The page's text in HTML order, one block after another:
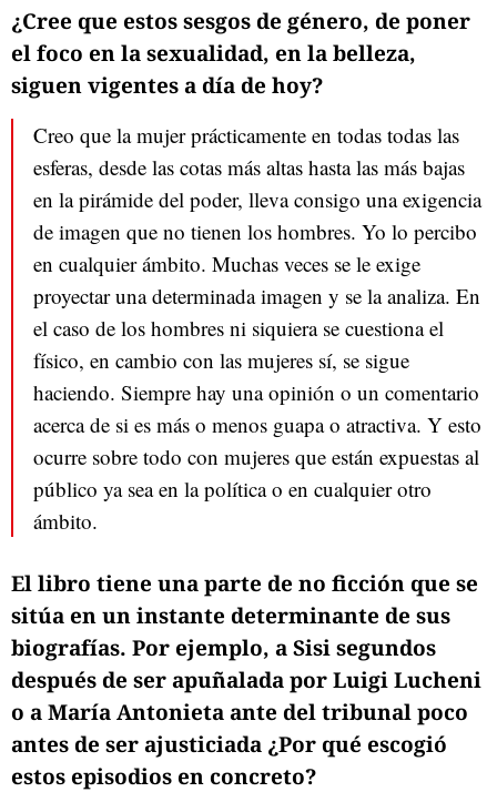
¿Cree que estos sesgos de género, de poner
el foco en la sexualidad, en la belleza,
siguen vigentes a día de hoy?
Creo que la mujer prácticamente en todas todas las
esferas, desde las cotas más altas hasta las más bajas
en la pirámide del poder, lleva consigo una exigencia
de imagen que no tienen los hombres. Yo lo percibo
en cualquier ámbito. Muchas veces se le exige
proyectar una determinada imagen y se la analiza. En
el caso de los hombres ni siquiera se cuestiona el
físico, en cambio con las mujeres sí, se sigue
haciendo. Siempre hay una opinión o un comentario
acerca de si es más o menos guapa o atractiva. Y esto
ocurre sobre todo con mujeres que están expuestas al
público ya sea en la política o en cualquier otro
ámbito.
El libro tiene una parte de no ficción que se
sitúa en un instante determinante de sus
biografías. Por ejemplo, a Sisi segundos
después de ser apuñalada por Luigi Lucheni
o a María Antonieta ante del tribunal poco
antes de ser ajusticiada ¿Por qué escogió
estos episodios en concreto?